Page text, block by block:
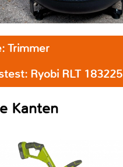
Trimmer
Ryobi RLT 183225
Kanten